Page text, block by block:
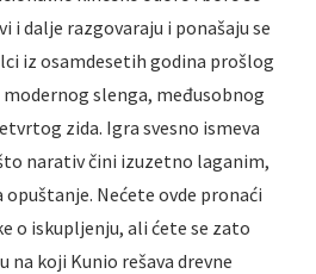
dalje razgovaraju i ponašaju se
iz osamdesetih godina prošlog
slenga, međusobnog
zida. Igra svesno ismeva
narativ čini izuzetno laganim,
Nećete ovde pronaći
o iskupljenju, ali ćete se zato
na koji Kunio rešava drevne